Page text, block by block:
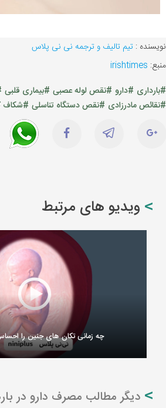
نویسنده : تیم تالیف و ترجمه نی نی پلاس
منبع: irishtimes
#بارداری #دارو #نقص لوله عصبی #بیماری قلبی
#نقائص مادرزادی #نقص دستگاه تناسلی #شکاف
ویدیو های مرتبط
چه زمانی تکان های جنین را
دیگر مطالب مصرف دارو در